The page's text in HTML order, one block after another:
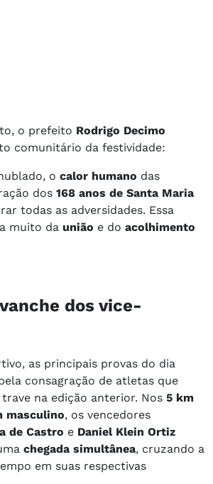
o prefeito Rodrigo Decimo
comunitário da festividade:
o calor humano das
dos 168 anos de Santa Maria
todas as adversidades. Essa
muito da união e do acolhimento
dos vice-
as principais provas do dia
consagração de atletas que
na edição anterior. Nos 5 km
masculino, os vencedores
de Castro e Daniel Klein Ortiz
chegada simultânea, cruzando a
em suas respectivas